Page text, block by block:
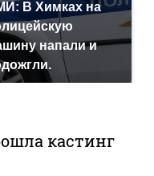
В Химках на
напали и
кастинг